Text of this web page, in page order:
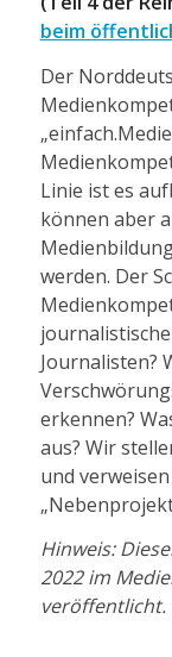
beim
Der
Linie ist es
können aber
werden. Der
Journalisten?
erkennen?
aus? Wir
und
Hinweis:
2022 im
veröffentlicht.